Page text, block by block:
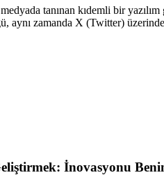
tanınan kıdemli bir
zamanda X (Twitter) üzerinde
İnovasyonu